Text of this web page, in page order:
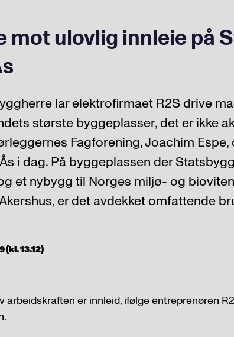
mot ulovlig innleie på
lar elektrofirmaet R2S drive
største byggeplasser, det er ikke
Fagforening, Joachim Espe,
i dag. På byggeplassen der
et nybygg til Norges miljø- og
er det avdekket omfattende
(kl. 13.12)
arbeidskraften er innleid, ifølge entreprenøren